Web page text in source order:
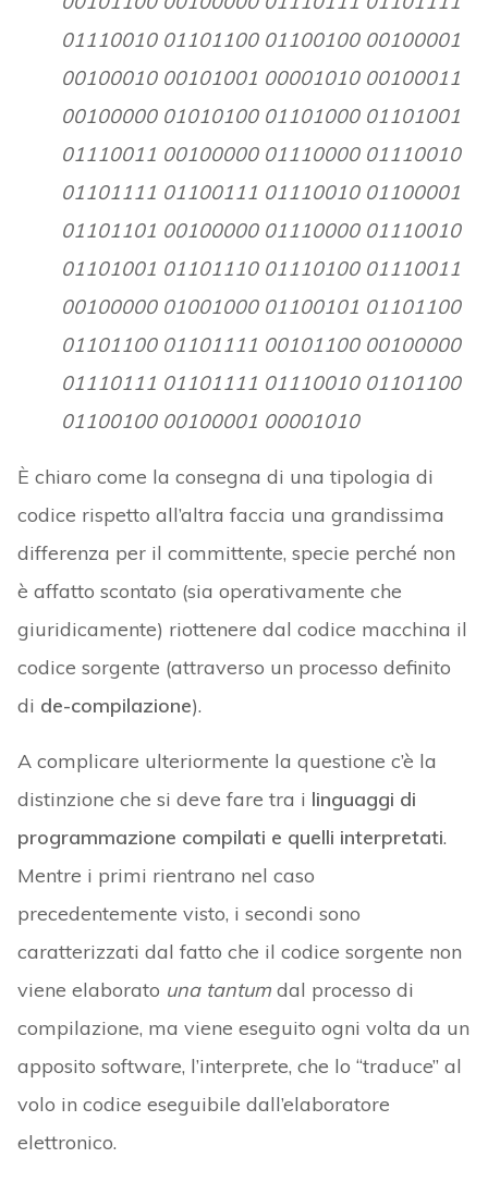
01110010 01101100 01100100 00100001
00100010 00101001 00001010 00100011
00100000 01010100 01101000 01101001
01110011 00100000 01110000 01110010
01101111 01100111 01110010 01100001
01101101 00100000 01110000 01110010
01101001 01101110 01110100 01110011
00100000 01001000 01100101 01101100
01101100 01101111 00101100 00100000
01110111 01101111 01110010 01101100
01100100 00100001 00001010
È chiaro come la consegna di una tipologia di
codice rispetto all’altra faccia una grandissima
differenza per il committente, specie perché non
è affatto scontato (sia operativamente che
giuridicamente) riottenere dal codice macchina il
codice sorgente (attraverso un processo definito
di de-compilazione).
A complicare ulteriormente la questione c’è la
distinzione che si deve fare tra i linguaggi di
programmazione compilati e quelli interpretati.
Mentre i primi rientrano nel caso
precedentemente visto, i secondi sono
caratterizzati dal fatto che il codice sorgente non
viene elaborato una tantumdal processo di
compilazione, ma viene eseguito ogni volta da un
apposito software, l’interprete, che lo “traduce” al
volo in codice eseguibile dall’elaboratore
elettronico.